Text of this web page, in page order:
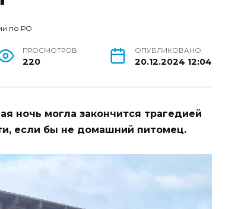
по РО
ПРОСМОТРОВ
220
ОПУБЛИКОВАНО
20.12.2024 12:04
ночь могла закончится трагедией
если бы не домашний питомец.